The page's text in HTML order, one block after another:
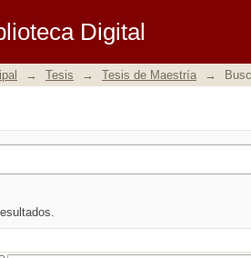
Digital
→ Tesis → Tesis de Maestría →